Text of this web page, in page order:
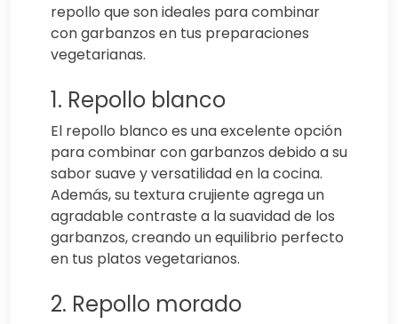
repollo que son ideales para combinar
con garbanzos en tus preparaciones
vegetarianas.
1. Repollo blanco
El repollo blanco es una excelente opción
para combinar con garbanzos debido a su
sabor suave y versatilidad en la cocina.
Además, su textura crujiente agrega un
agradable contraste a la suavidad de los
garbanzos, creando un equilibrio perfecto
en tus platos vegetarianos.
2. Repollo morado